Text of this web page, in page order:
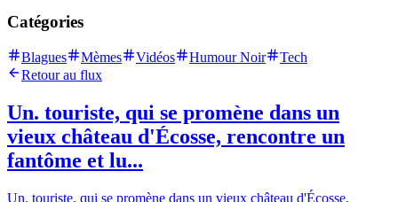
Catégories
Blagues Mèmes Vidéos Humour Noir
Tech
Retour au flux
Un. touriste, qui se promène dans un
vieux château d'Écosse, rencontre un
fantôme et lu...
Un. touriste, qui se promène dans un vieux château d'Écosse,